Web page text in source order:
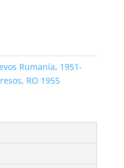
Rumanía, 1951-
, RO 1955